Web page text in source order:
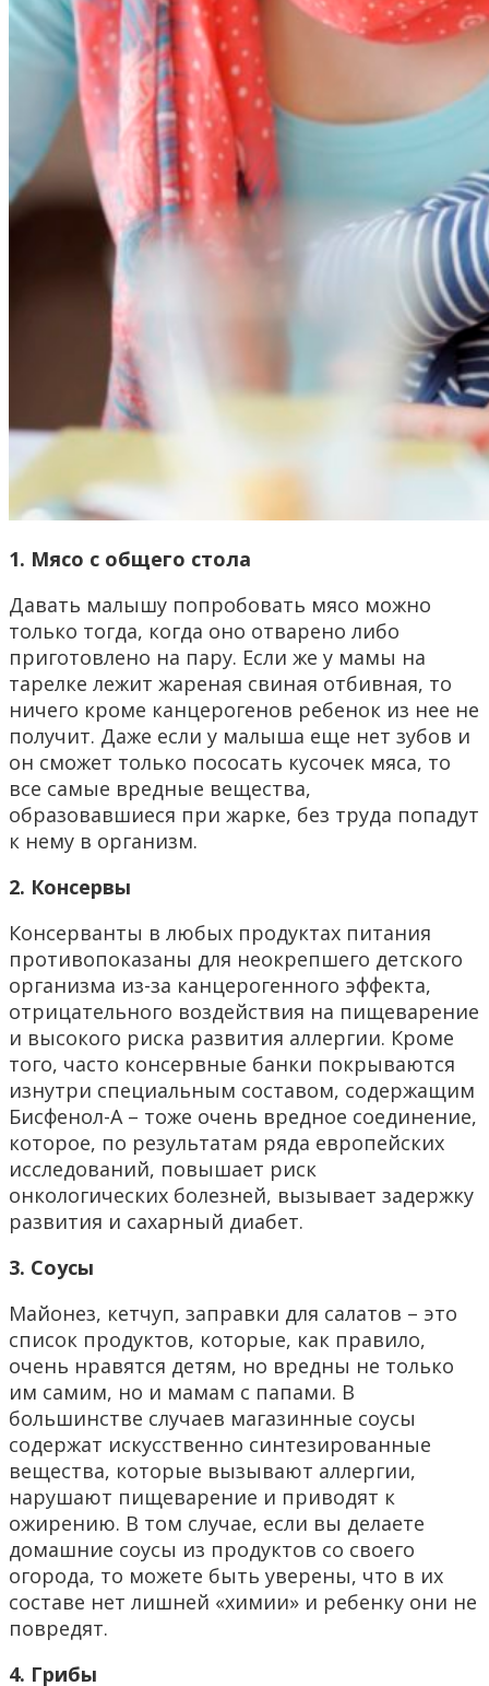
1. Мясо с общего стола
Давать малышу попробовать мясо можно
только тогда, когда оно отварено либо
приготовлено на пару. Если же у мамы на
тарелке лежит жареная свиная отбивная, то
ничего кроме канцерогенов ребенок из нее не
получит. Даже если у малыша еще нет зубов и
он сможет только пососать кусочек мяса, то
все самые вредные вещества,
образовавшиеся при жарке, без труда попадут
к нему в организм.
2. Консервы
Консерванты в любых продуктах питания
противопоказаны для неокрепшего детского
организма из-за канцерогенного эффекта,
отрицательного воздействия на пищеварение
и высокого риска развития аллергии. Кроме
того, часто консервные банки покрываются
изнутри специальным составом, содержащим
Бисфенол-А – тоже очень вредное соединение,
которое, по результатам ряда европейских
исследований, повышает риск
онкологических болезней, вызывает задержку
развития и сахарный диабет.
3. Соусы
Майонез, кетчуп, заправки для салатов – это
список продуктов, которые, как правило,
очень нравятся детям, но вредны не только
им самим, но и мамам с папами. В
большинстве случаев магазинные соусы
содержат искусственно синтезированные
вещества, которые вызывают аллергии,
нарушают пищеварение и приводят к
ожирению. В том случае, если вы делаете
домашние соусы из продуктов со своего
огорода, то можете быть уверены, что в их
составе нет лишней «химии» и ребенку они не
повредят.
4. Грибы